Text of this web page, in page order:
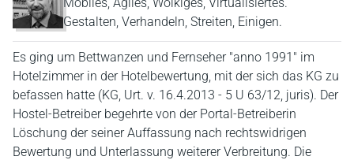
Gestalten, Verhandeln, Streiten, Einigen.
Es ging um Bettwanzen und Fernseher "anno 1991" im
Hotelzimmer in der Hotelbewertung, mit der sich das KG zu
befassen hatte (KG, Urt. v. 16.4.2013 - 5 U 63/12, juris). Der
Hostel-Betreiber begehrte von der Portal-Betreiberin
Löschung der seiner Auffassung nach rechtswidrigen
Bewertung und Unterlassung weiterer Verbreitung. Die